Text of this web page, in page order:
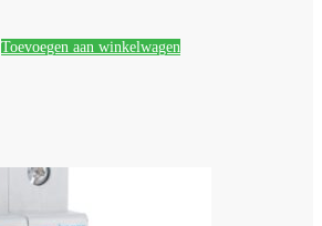
Toevoegen aan winkelwagen